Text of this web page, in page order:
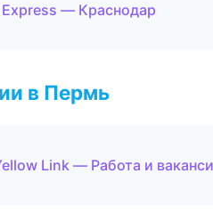
— Краснодар
в Пермь
Link — Работа и